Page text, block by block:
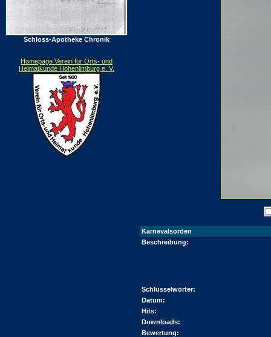
Schloss-Apotheke Chronik
Homepage Verein für Orts- und
Heimatkunde Hohenlimburg e. V.
Karnevalsorden
Beschreibung:
Schlüsselwörter:
Datum:
Hits:
Downloads:
Bewertung: